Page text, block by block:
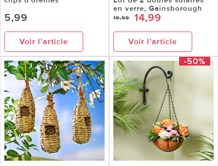
5,99
Voir l’article
en verre, Gainsborough
19,99 14,99
Voir l’article
-50%